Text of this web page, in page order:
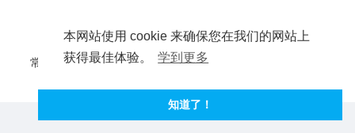
本网站使用 cookie 来确保您在我们的网站上
获得最佳体验。
学到更多
知道了！
版权所有 © 2026 玩具吧。波斯迪版权所有。
常见问题 使用条款 隐私政策 关于我们